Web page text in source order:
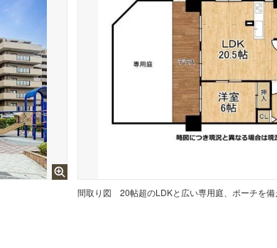
間取り図 20帖超のLDKと広い専用庭、ポーチを備